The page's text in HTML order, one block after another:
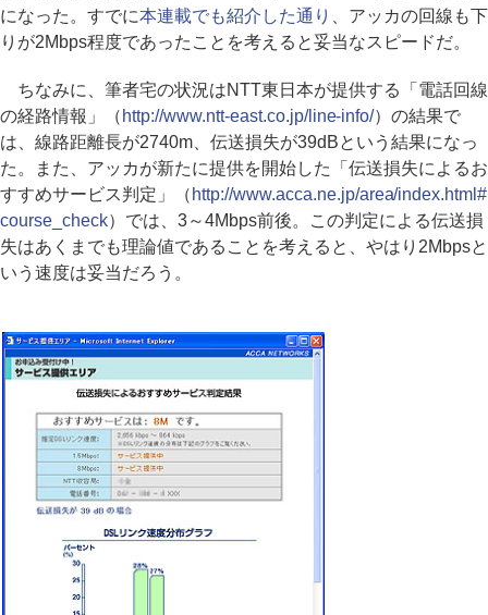
になった。すでに本連載でも紹介した通り
、アッカの回線も下
りが2Mbps程度であったことを考えると妥当なスピードだ。
ちなみに、筆者宅の状況はNTT東日本が提供する「電話回線
の経路情報」（ http://www.ntt-east.co.jp/line-info/）の結果で
は、線路距離長が2740m、伝送損失が39dBという結果になっ
た。また、アッカが新たに提供を開始した「伝送損失によるお
すすめサービス判定」（ http://www.acca.ne.jp/area/index.html#
course_check）では、3～4Mbps前後。この判定による伝送損
失はあくまでも理論値であることを考えると、やはり2Mbpsと
いう速度は妥当だろう。